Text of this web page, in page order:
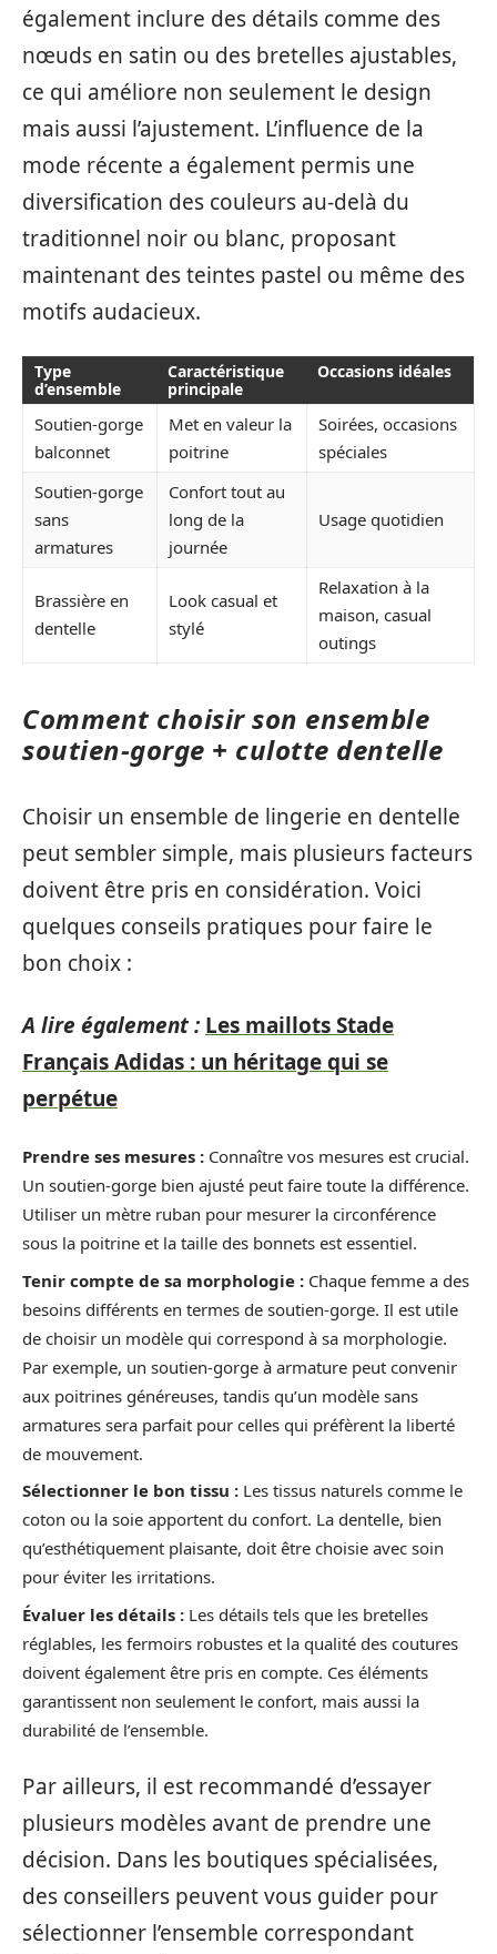
également inclure des détails comme des
nœuds en satin ou des bretelles ajustables,
ce qui améliore non seulement le design
mais aussi l’ajustement. L’influence de la
mode récente a également permis une
diversification des couleurs au-delà du
traditionnel noir ou blanc, proposant
maintenant des teintes pastel ou même des
motifs audacieux.
Type
d’ensemble
Caractéristique
principale
Occasions idéales
Soutien-gorge
balconnet
Met en valeur la
poitrine
Soirées, occasions
spéciales
Soutien-gorge
sans
armatures
Confort tout au
long de la
journée
Usage quotidien
Brassière en
dentelle
Look casual et
stylé
Relaxation à la
maison, casual
outings
Comment choisir son ensemble
soutien-gorge + culotte dentelle
Choisir un ensemble de lingerie en dentelle
peut sembler simple, mais plusieurs facteurs
doivent être pris en considération. Voici
quelques conseils pratiques pour faire le
bon choix :
A lire également : Les maillots Stade
Français Adidas : un héritage qui se
perpétue
Prendre ses mesures : Connaître vos mesures est crucial.
Un soutien-gorge bien ajusté peut faire toute la différence.
Utiliser un mètre ruban pour mesurer la circonférence
sous la poitrine et la taille des bonnets est essentiel.
Tenir compte de sa morphologie : Chaque femme a des
besoins différents en termes de soutien-gorge. Il est utile
de choisir un modèle qui correspond à sa morphologie.
Par exemple, un soutien-gorge à armature peut convenir
aux poitrines généreuses, tandis qu’un modèle sans
armatures sera parfait pour celles qui préfèrent la liberté
de mouvement.
Sélectionner le bon tissu : Les tissus naturels comme le
coton ou la soie apportent du confort. La dentelle, bien
qu’esthétiquement plaisante, doit être choisie avec soin
pour éviter les irritations.
Évaluer les détails : Les détails tels que les bretelles
réglables, les fermoirs robustes et la qualité des coutures
doivent également être pris en compte. Ces éléments
garantissent non seulement le confort, mais aussi la
durabilité de l’ensemble.
Par ailleurs, il est recommandé d’essayer
plusieurs modèles avant de prendre une
décision. Dans les boutiques spécialisées,
des conseillers peuvent vous guider pour
sélectionner l’ensemble correspondant